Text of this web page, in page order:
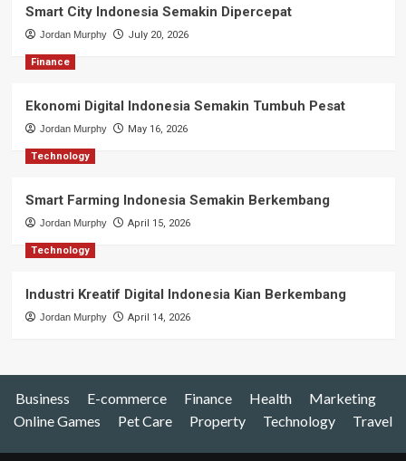
Smart City Indonesia Semakin Dipercepat
Jordan Murphy July 20, 2026
Finance
Ekonomi Digital Indonesia Semakin Tumbuh Pesat
Jordan Murphy May 16, 2026
Technology
Smart Farming Indonesia Semakin Berkembang
Jordan Murphy April 15, 2026
Technology
Industri Kreatif Digital Indonesia Kian Berkembang
Jordan Murphy April 14, 2026
Business E-commerce Finance Health
Marketing
Online Games
Pet Care Property Technology Travel